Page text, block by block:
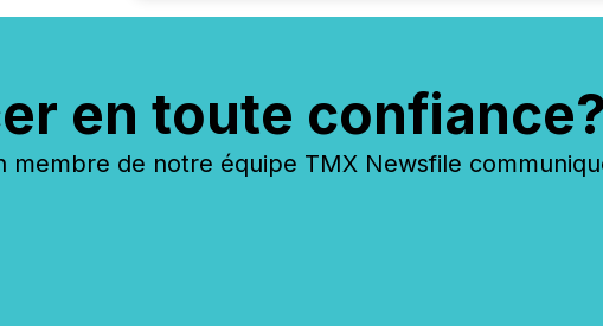
en toute confiance?
membre de notre équipe TMX Newsfile